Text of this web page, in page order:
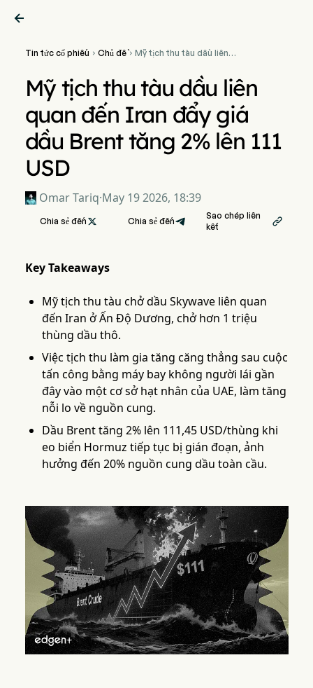

Tin tức cổ phiếu  Chủ đề Mỹ tịch thu tàu dầu liên
Brent tăng 2% lên 111 USD
Mỹ tịch thu tàu dầu liên
quan đến Iran đẩy giá
dầu Brent tăng 2% lên 111
USD
Omar Tariq·May 19 2026, 18:39
Chia sẻ đến  Chia sẻ đến
Sao chép liên
kết

Key Takeaways
Mỹ tịch thu tàu chở dầu Skywave liên quan
đến Iran ở Ấn Độ Dương, chở hơn 1 triệu
thùng dầu thô.
Việc tịch thu làm gia tăng căng thẳng sau cuộc
tấn công bằng máy bay không người lái gần
đây vào một cơ sở hạt nhân của UAE, làm tăng
nỗi lo về nguồn cung.
Dầu Brent tăng 2% lên 111,45 USD/thùng khi
eo biển Hormuz tiếp tục bị gián đoạn, ảnh
hưởng đến 20% nguồn cung dầu toàn cầu.